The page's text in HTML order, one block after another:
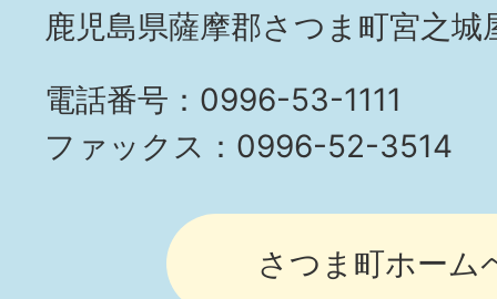
鹿児島県薩摩郡さつま町宮之
電話番号：0996-53-1111
ファックス：0996-52-3514
さつま町ホーム